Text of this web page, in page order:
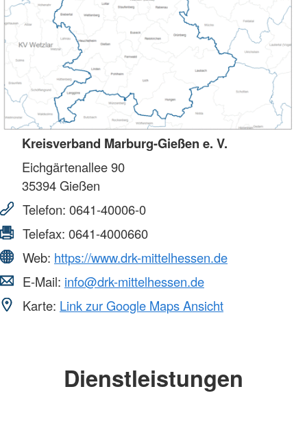
Kreisverband Marburg-Gießen e. V.
Eichgärtenallee 90
35394Gießen
Telefon: 0641-40006-0
Telefax: 0641-4000660
Web: https://www.drk-mittelhessen.de
E-Mail: info@drk-mittelhessen.de
Karte: Link zur Google Maps Ansicht
Dienstleistungen